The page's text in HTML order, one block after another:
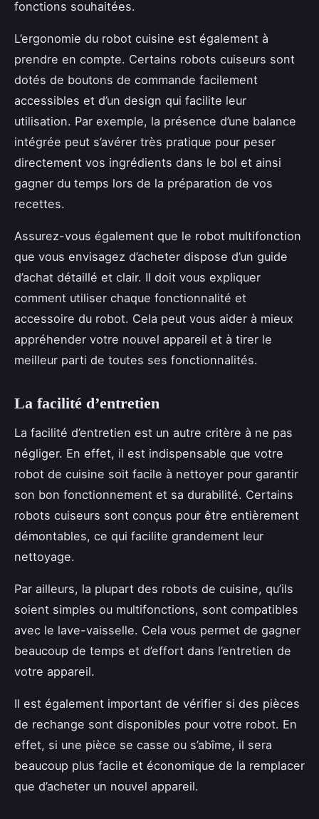
fonctions souhaitées.
L’ergonomie du robot cuisine est également à
prendre en compte. Certains robots cuiseurs sont
dotés de boutons de commande facilement
accessibles et d’un design qui facilite leur
utilisation. Par exemple, la présence d’une balance
intégrée peut s’avérer très pratique pour peser
directement vos ingrédients dans le bol et ainsi
gagner du temps lors de la préparation de vos
recettes.
Assurez-vous également que le robot multifonction
que vous envisagez d’acheter dispose d’un guide
d’achat détaillé et clair. Il doit vous expliquer
comment utiliser chaque fonctionnalité et
accessoire du robot. Cela peut vous aider à mieux
appréhender votre nouvel appareil et à tirer le
meilleur parti de toutes ses fonctionnalités.
La facilité d’entretien
La facilité d’entretien est un autre critère à ne pas
négliger. En effet, il est indispensable que votre
robot de cuisine soit facile à nettoyer pour garantir
son bon fonctionnement et sa durabilité. Certains
robots cuiseurs sont conçus pour être entièrement
démontables, ce qui facilite grandement leur
nettoyage.
Par ailleurs, la plupart des robots de cuisine, qu’ils
soient simples ou multifonctions, sont compatibles
avec le lave-vaisselle. Cela vous permet de gagner
beaucoup de temps et d’effort dans l’entretien de
votre appareil.
Il est également important de vérifier si des pièces
de rechange sont disponibles pour votre robot. En
effet, si une pièce se casse ou s’abîme, il sera
beaucoup plus facile et économique de la remplacer
que d’acheter un nouvel appareil.